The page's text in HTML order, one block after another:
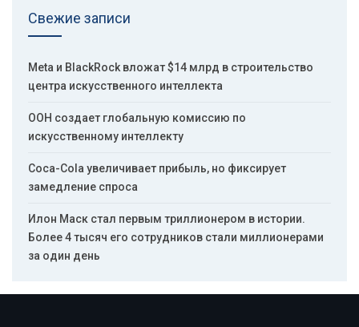
Свежие записи
Meta и BlackRock вложат $14 млрд в строительство
центра искусственного интеллекта
ООН создает глобальную комиссию по
искусственному интеллекту
Coca-Cola увеличивает прибыль, но фиксирует
замедление спроса
Илон Маск стал первым триллионером в истории.
Более 4 тысяч его сотрудников стали миллионерами
за один день